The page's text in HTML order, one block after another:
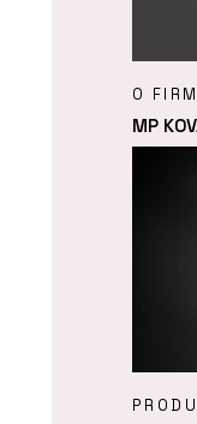
O
MP